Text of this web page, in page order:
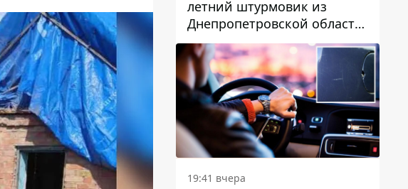
летний штурмовик из
Днепропетровской области
Богдан Бескровный
19:41 вчера